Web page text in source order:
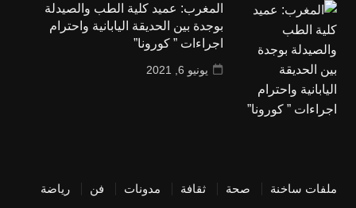
المغرب: عميد كلية الطب والصيدلة
بوجدة بين الحديقة اليابانية واحترام
اجراءات ” كورونا”
يونيو 6, 2021
ملفات ساخنة صحة ثقافة مدونات فن رياضة